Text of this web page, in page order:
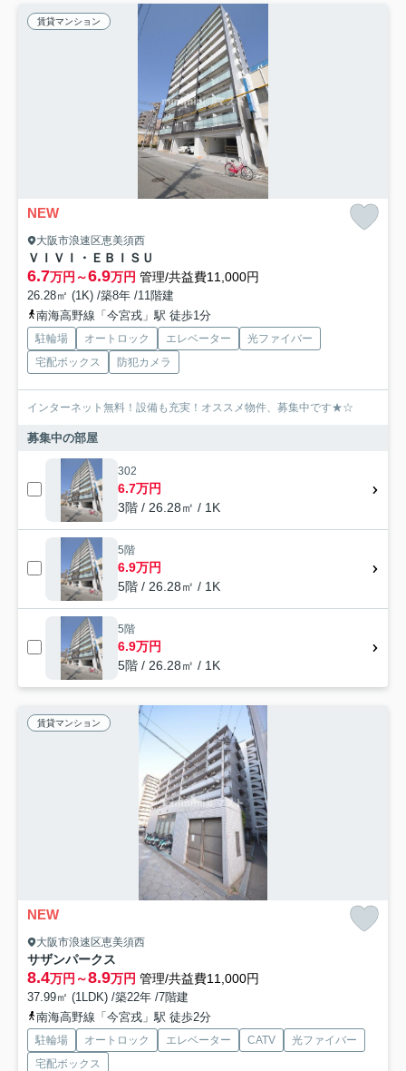
賃貸マンション
NEW
大阪市浪速区恵美須西
ＶＩＶＩ・ＥＢＩＳＵ
6.7万円～6.9万円 管理/共益費11,000円
26.28㎡ (1K) /築8年 /11階建
南海高野線「今宮戎」駅 徒歩1分
駐輪場 オートロック エレベーター
光ファイバー
宅配ボックス
防犯カメラ
インターネット無料！設備も充実！オススメ物件、募集中です★☆
募集中の部屋
302
6.7万円
3階 / 26.28㎡ / 1K
5階
6.9万円
5階 / 26.28㎡ / 1K
5階
6.9万円
5階 / 26.28㎡ / 1K
賃貸マンション
NEW
大阪市浪速区恵美須西
サザンパークス
8.4万円～8.9万円 管理/共益費11,000円
37.99㎡ (1LDK) /築22年 /7階建
南海高野線「今宮戎」駅 徒歩2分
駐輪場 オートロック エレベーター CATV
光ファイバー
宅配ボックス